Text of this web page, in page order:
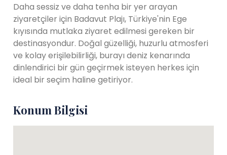
Daha sessiz ve daha tenha bir yer arayan
ziyaretçiler için Badavut Plajı, Türkiye'nin Ege
kıyısında mutlaka ziyaret edilmesi gereken bir
destinasyondur. Doğal güzelliği, huzurlu atmosferi
ve kolay erişilebilirliği, burayı deniz kenarında
dinlendirici bir gün geçirmek isteyen herkes için
ideal bir seçim haline getiriyor.
Konum Bilgisi